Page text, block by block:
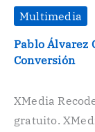
Multimedia
Pablo Álvarez
Conversión
XMedia
gratuito.